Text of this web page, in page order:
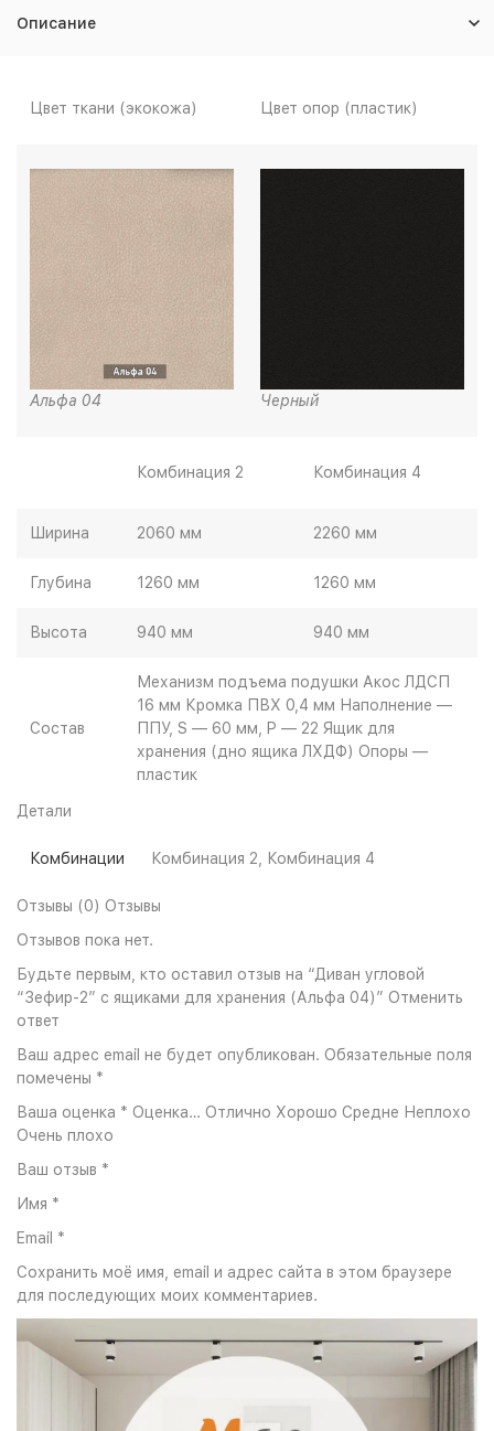
Описание
Цвет ткани (экокожа) Цвет опор (пластик)
Альфа 04 Черный
Комбинация 2 Комбинация 4
Ширина 2060 мм 2260 мм
Глубина 1260 мм 1260 мм
Высота 940 мм 940 мм
Состав
Механизм подъема подушки Акос ЛДСП
16 мм Кромка ПВХ 0,4 мм Наполнение —
ППУ, S — 60 мм, P — 22 Ящик для
хранения (дно ящика ЛХДФ) Опоры —
пластик
Детали
Комбинации Комбинация 2, Комбинация 4
Отзывы (0) Отзывы
Отзывов пока нет.
Будьте первым, кто оставил отзыв на “Диван угловой
“Зефир-2” с ящиками для хранения (Альфа 04)” Отменить
ответ
Ваш адрес email не будет опубликован. Обязательные поля
помечены *
Ваша оценка * Оценка… Отлично Хорошо Средне Неплохо
Очень плохо
Ваш отзыв *
Имя *
Email *
Сохранить моё имя, email и адрес сайта в этом браузере
для последующих моих комментариев.